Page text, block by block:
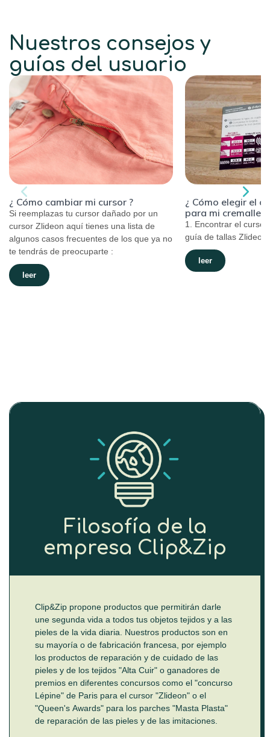
Nuestros consejos y
guías del usuario
¿ Cómo cambiar mi cursor ?
Si reemplazas tu cursor dañado por un
cursor Zlideon aquí tienes una lista de
algunos casos frecuentes de los que ya no
te tendrás de preocuparte :
leer
¿ Cómo elegir el
para mi
1. Encontrar el
guía de tallas Zlideon
leer
Filosofía de la
empresa Clip&Zip
Clip&Zip propone productos que permitirán darle
une segunda vida a todos tus objetos tejidos y a las
pieles de la vida diaria. Nuestros productos son en
su mayoría o de fabricación francesa, por ejemplo
los productos de reparación y de cuidado de las
pieles y de los tejidos "Alta Cuir" o ganadores de
premios en diferentes concursos como el "concurso
Lépine" de Paris para el cursor "Zlideon" o el
"Queen's Awards" para los parches "Masta Plasta"
de reparación de las pieles y de las imitaciones.